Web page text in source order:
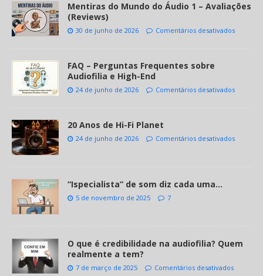
Mentiras do Mundo do Áudio 1 – Avaliações
(Reviews)
30 de junho de 2026 Comentários desativados
FAQ – Perguntas Frequentes sobre
Audiofilia e High-End
24 de junho de 2026 Comentários desativados
20 Anos de Hi-Fi Planet
24 de junho de 2026 Comentários desativados
“Ispecialista” de som diz cada uma…
5 de novembro de 2025 7
O que é credibilidade na audiofilia? Quem
realmente a tem?
7 de março de 2025 Comentários desativados